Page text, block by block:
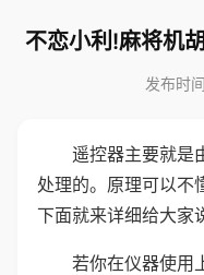
不恋小利!麻将机
发布时
遥控器主要就是
处理的。原理可以不
下面就来详细给大家
若你在仪器使用